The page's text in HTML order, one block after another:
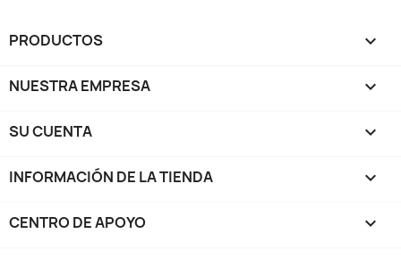
PRODUCTOS 
NUESTRA EMPRESA 
SU CUENTA 
INFORMACIÓN DE LA TIENDA keyboard_arrow_down
CENTRO DE APOYO 